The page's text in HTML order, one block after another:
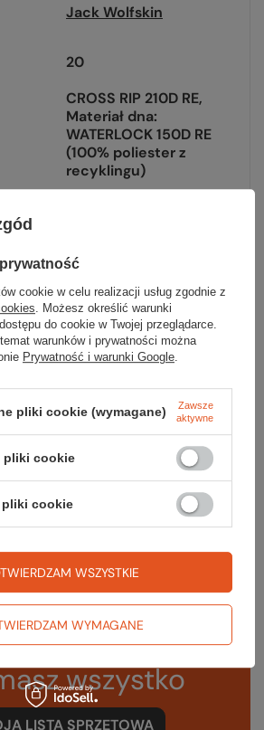
Jack Wolfskin
20
CROSS RIP 210D RE
Materiał dna:
WATERLOCK 150D RE
(100% poliester z
recyklingu)
tak
52 x 20 x 27
S
evening sky
4064993995473
Sprawdź
wszystko
LISTA SPRZĘTOWA
cookie w celu realizacji usług zgodnie z
. Możesz określić warunki
do cookie w Twojej przeglądarce.
warunków i prywatności można
Prywatność i warunki Google.
pliki cookie (wymagane)
Zawsze
aktywne
pliki cookie
pliki cookie
WYMAGANE
WSZYSTKIE